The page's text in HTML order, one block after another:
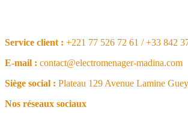
Service client : +221 77 526 72 61 / +33 842
E-mail : contact@electromenager-madina.com
Siège social : Plateau 129 Avenue Lamine
Nos réseaux sociaux